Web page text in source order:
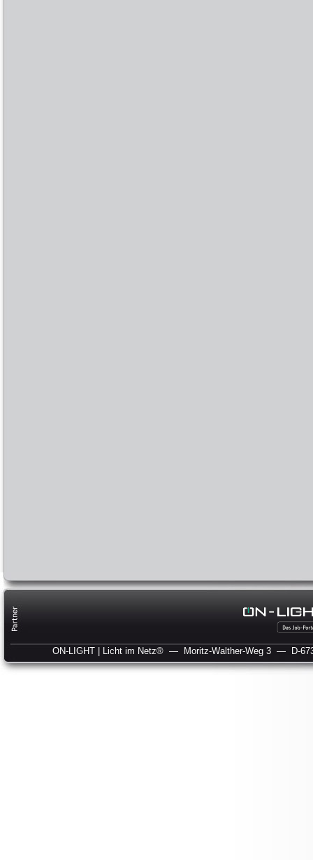
ON-LIGHT | Licht im Netz® — Moritz-Walther-Weg 3 — D-